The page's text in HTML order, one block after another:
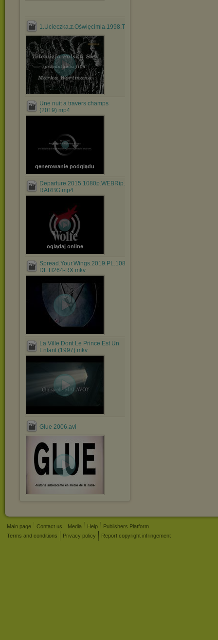
1.Ucieczka.z.Oświęcimia.1998.TVRip.XviD.avi
Une nuit a travers champs
(2019).mp4
generowanie podglądu
Departure.2015.1080p.WEBRip.x264-
RARBG.mp4
oglądaj online
Spread.Your.Wings.2019.PL.1080p.WEB-
DL.H264-RX.mkv
La Ville Dont Le Prince Est Un
Enfant (1997).mkv
Glue 2006.avi
Main page Contact us Media Help
Publishers Platform
Terms and conditions
Privacy policy Report copyright infringement